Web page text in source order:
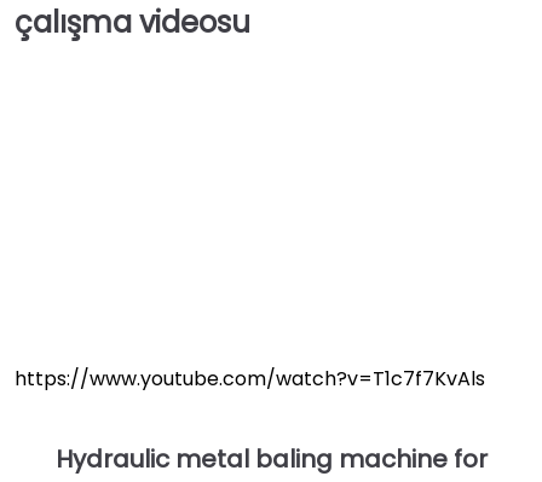
çalışma videosu
https://www.youtube.com/watch?v=T1c7f7KvAls